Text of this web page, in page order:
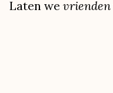
Laten we vrienden